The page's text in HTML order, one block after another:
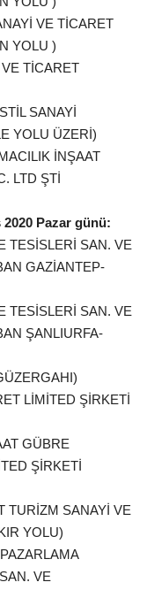
VE TİCARET
YOLU )
TİCARET
SANAYİ
YOLU ÜZERİ)
İNŞAAT
LTD ŞTİ
2020 Pazar günü:
TESİSLERİ SAN. VE
GAZİANTEP-
TESİSLERİ SAN. VE
ŞANLIURFA-
LİMİTED ŞİRKETİ
GÜBRE
ŞİRKETİ
TURİZM SANAYİ VE
YOLU)
VE